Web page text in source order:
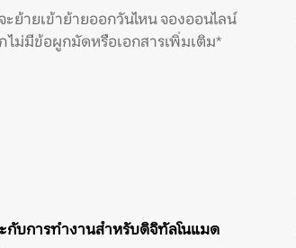
ะย้ายเข้าย้ายออกวันไหน จองออนไลน์
ไม่มีข้อผูกมัดหรือเอกสารเพิ่มเติม*
กับการทำงานสำหรับดิจิทัลโนแมด